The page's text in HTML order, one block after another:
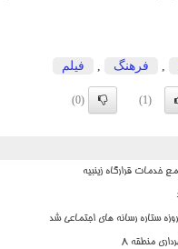
فرهنگ فیلم
(1)
(0)
ستاره رسانه های اجتماعی شد
منطقه ۸